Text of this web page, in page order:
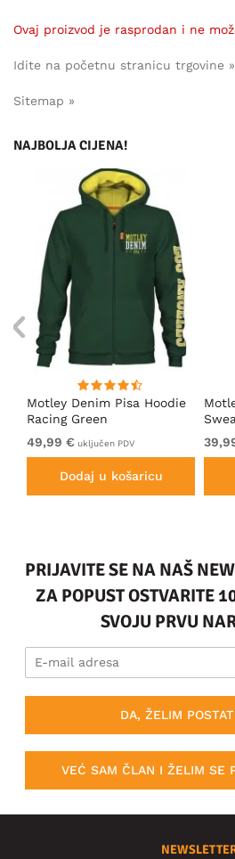
Ovaj proizvod je rasprodan i ne
Idite na početnu stranicu trgovine »
Sitemap »
NAJBOLJA CIJENA!
Motley Denim Pisa Hoodie
Racing Green
49,99 € uključen PDV
Dodaj u košaricu
PRIJAVITE SE NA NAŠ
ZA POPUST OSTVARITE
SVOJU PRVU
DA, ŽELIM
VEĆ SAM ČLAN I ŽELIM SE